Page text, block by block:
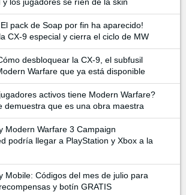
y los jugadores se ríen de la skin
pack de Soap por fin ha aparecido!
CX-9 especial y cierra el ciclo de MW
desbloquear la CX-9, el subfusil
Warfare que ya está disponible
activos tiene Modern Warfare?
demuestra que es una obra maestra
Modern Warfare 3 Campaign
podría llegar a PlayStation y Xbox a la
Mobile: Códigos del mes de julio para
y botín GRATIS